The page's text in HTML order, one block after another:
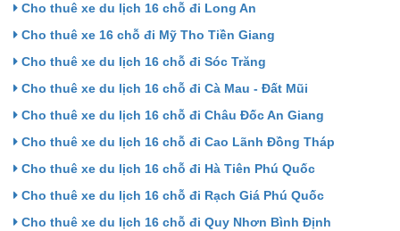
Cho thuê xe du lịch 16 chỗ đi Long An
Cho thuê xe 16 chỗ đi Mỹ Tho Tiền Giang
Cho thuê xe du lịch 16 chỗ đi Sóc Trăng
Cho thuê xe du lịch 16 chỗ đi Cà Mau - Đất Mũi
Cho thuê xe du lịch 16 chỗ đi Châu Đốc An Giang
Cho thuê xe du lịch 16 chỗ đi Cao Lãnh Đồng Tháp
Cho thuê xe du lịch 16 chỗ đi Hà Tiên Phú Quốc
Cho thuê xe du lịch 16 chỗ đi Rạch Giá Phú Quốc
Cho thuê xe du lịch 16 chỗ đi Quy Nhơn Bình Định